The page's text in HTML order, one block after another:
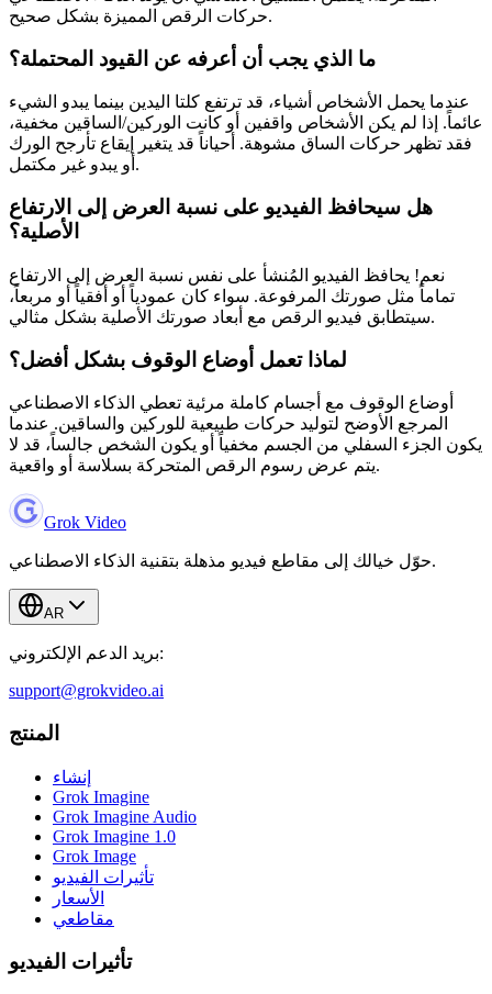
حركات الرقص المميزة بشكل صحيح.
ما الذي يجب أن أعرفه عن القيود المحتملة؟
عندما يحمل الأشخاص أشياء، قد ترتفع كلتا اليدين بينما يبدو الشيء
عائماً. إذا لم يكن الأشخاص واقفين أو كانت الوركين/الساقين مخفية،
فقد تظهر حركات الساق مشوهة. أحياناً قد يتغير إيقاع تأرجح الورك
أو يبدو غير مكتمل.
هل سيحافظ الفيديو على نسبة العرض إلى الارتفاع
الأصلية؟
نعم! يحافظ الفيديو المُنشأ على نفس نسبة العرض إلى الارتفاع
تماماً مثل صورتك المرفوعة. سواء كان عمودياً أو أفقياً أو مربعاً،
سيتطابق فيديو الرقص مع أبعاد صورتك الأصلية بشكل مثالي.
لماذا تعمل أوضاع الوقوف بشكل أفضل؟
أوضاع الوقوف مع أجسام كاملة مرئية تعطي الذكاء الاصطناعي
المرجع الأوضح لتوليد حركات طبيعية للوركين والساقين. عندما
يكون الجزء السفلي من الجسم مخفياً أو يكون الشخص جالساً، قد لا
يتم عرض رسوم الرقص المتحركة بسلاسة أو واقعية.
Grok Video
حوّل خيالك إلى مقاطع فيديو مذهلة بتقنية الذكاء الاصطناعي.
AR
بريد الدعم الإلكتروني:
support@grokvideo.ai
المنتج
إنشاء
Grok Imagine
Grok Imagine Audio
Grok Imagine 1.0
Grok Image
تأثيرات الفيديو
الأسعار
مقاطعي
تأثيرات الفيديو